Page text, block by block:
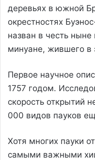
деревьях в южной
окрестностях
назван в честь
минуане, жившего в
Первое научное
1757 годом.
скорость открытий
000 видов пауков
Хотя многих пауки
самыми важными